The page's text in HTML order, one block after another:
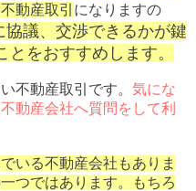
動産取引 になりますの
議、交渉できるかが鍵
をおすすめします。
不動産取引です。 気にな
動産会社へ質問をして利
いる不動産会社もありま
つではあります。もちろ